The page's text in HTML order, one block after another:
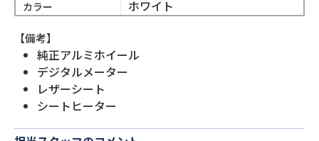
カラー ホワイト
【備考】
純正アルミホイール
デジタルメーター
レザーシート
シートヒーター